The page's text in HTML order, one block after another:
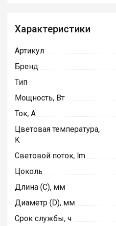
Характеристики
Артикул
Бренд
Тип
Мощность, Вт
Ток, А
Цветовая температура,
K
Световой поток, lm
Цоколь
Длина (C), мм
Диаметр (D), мм
Срок службы, ч